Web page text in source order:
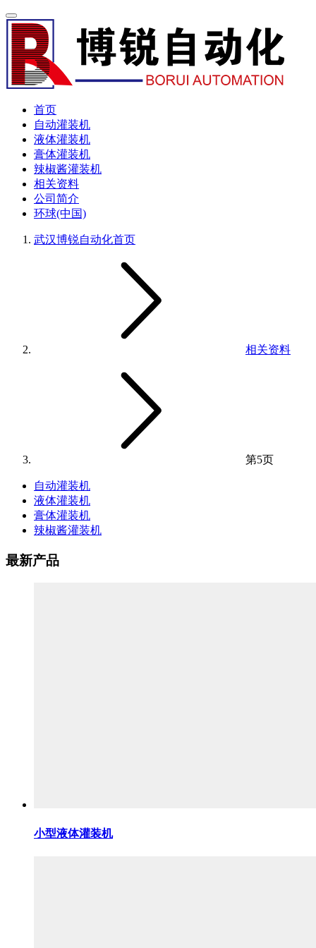
首页
自动灌装机
液体灌装机
膏体灌装机
辣椒酱灌装机
相关资料
公司简介
环球(中国)
武汉博锐自动化首页
相关资料
第5页
自动灌装机
液体灌装机
膏体灌装机
辣椒酱灌装机
最新产品
小型液体灌装机